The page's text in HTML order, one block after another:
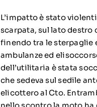
L’impatto è stato
scarpata, sul lato destro
finendo tra le sterpaglie
ambulanze ed
dell’utilitaria è stata
che sedeva sul sedile
elicottero al Cto.